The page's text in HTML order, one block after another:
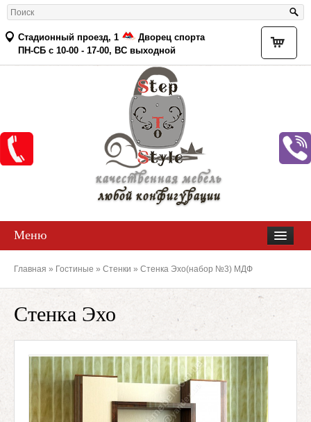
Стадионный проезд, 1
Дворец спорта
ПН-СБ с 10-00 - 17-00, ВС выходной
качественная мебель
любой конфигурации
Меню
Главная » Гостиные » Стенки » Стенка Эхо(набор №3) МДФ
Стенка Эхо